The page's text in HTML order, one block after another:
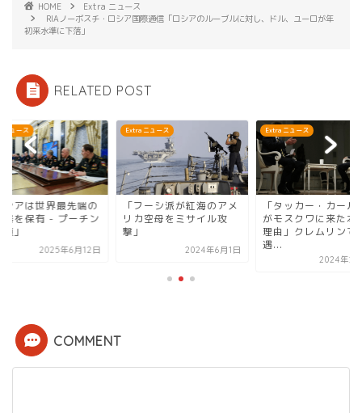
HOME
Extra ニュース
RIAノーボスチ・ロシア国際通信「ロシアのルーブルに対し、ドル、ユーロが年
初来水準に下落」
RELATED POST
ニュース
シアは世界最先端の
器を保有 - プーチン
」
2025年6月12日
Extra ニュース
「フーシ派が紅海のアメ
リカ空母をミサイル攻
撃」
2024年6月1日
Extra ニュース
「タッカー・カール
がモスクワに来た本
理由」クレムリンで
遇...
2024年2
COMMENT